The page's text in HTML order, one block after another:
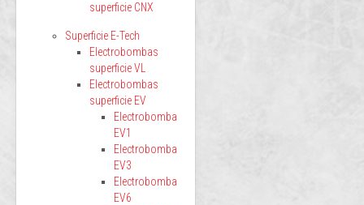
superficie CNX
Superficie E-Tech
Electrobombas
superficie VL
Electrobombas
superficie EV
Electrobomba
EV1
Electrobomba
EV3
Electrobomba
EV6